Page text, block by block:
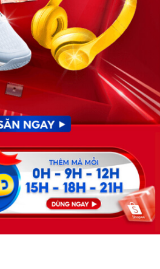
ứng được mong muốn của mình.
Giấy phép hoạt động dịch vụ
việc làm số 54/2019/SLĐTBXH-
GP do Sở lao động thương
binh và xã hội cấp ngày 30
tháng 12 năm 2019.